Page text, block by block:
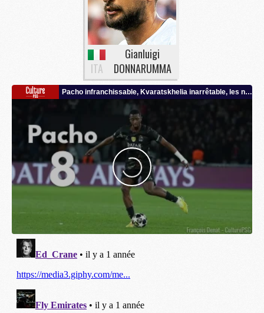
ITA
Gianluigi
DONNARUMMA